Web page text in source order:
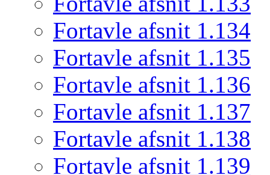
Fortavle afsnit 1.134
Fortavle afsnit 1.135
Fortavle afsnit 1.136
Fortavle afsnit 1.137
Fortavle afsnit 1.138
Fortavle afsnit 1.139